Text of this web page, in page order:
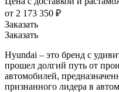
от 2 173 350 ₽
Заказать
Заказать
Hyundai – это бренд с
прошел долгий путь от
автомобилей,
признанного лидера в